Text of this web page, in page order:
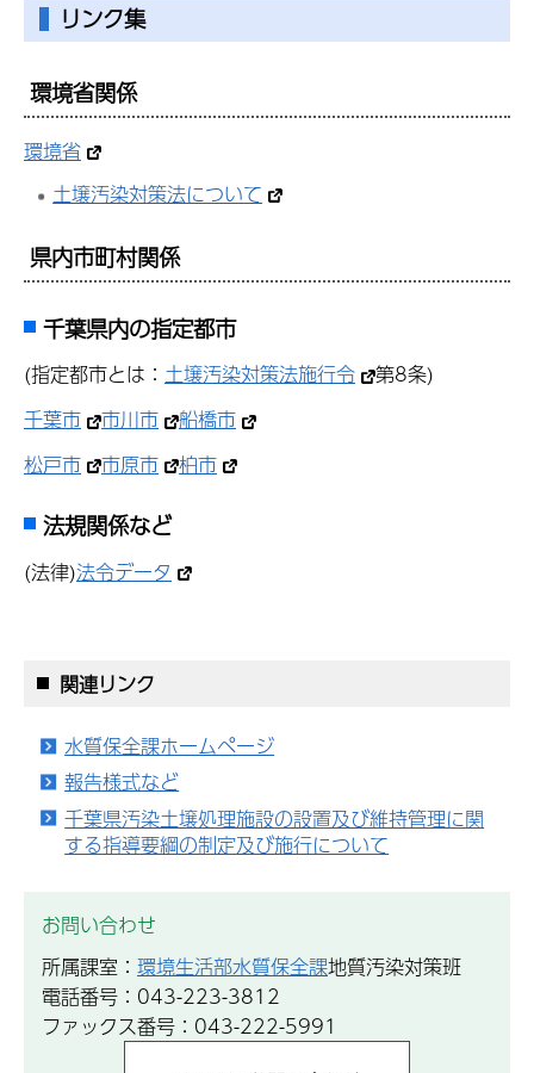
リンク集
環境省関係
環境省
土壌汚染対策法について
県内市町村関係
千葉県内の指定都市
(指定都市とは： 土壌汚染対策法施行令
第8条)
千葉市
市川市
船橋市
松戸市
市原市 柏市
法規関係など
(法律)法令データ
関連リンク
水質保全課ホームページ
報告様式など
千葉県汚染土壌処理施設の設置及び維持管理に関
する指導要綱の制定及び施行について
お問い合わせ
所属課室： 環境生活部水質保全課地質汚染対策班
電話番号：043-223-3812
ファックス番号：043-222-5991